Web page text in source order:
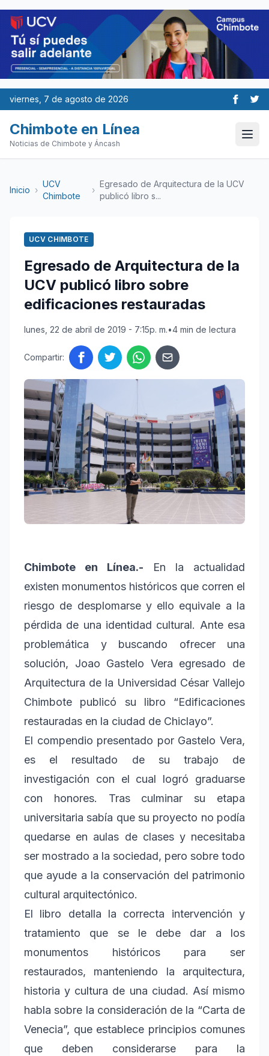
viernes, 7 de agosto de 2026
Chimbote en Línea
Noticias de Chimbote y Áncash
Inicio ›
UCV
Chimbote
›
Egresado de Arquitectura de la UCV
publicó libro s...
UCV CHIMBOTE
Egresado de Arquitectura de la
UCV publicó libro sobre
edificaciones restauradas
lunes, 22 de abril de 2019 - 7:15p. m.•4 min de lectura
Compartir:
Chimbote en Línea.- En la actualidad
existen monumentos históricos que corren el
riesgo de desplomarse y ello equivale a la
pérdida de una identidad cultural. Ante esa
problemática y buscando ofrecer una
solución, Joao Gastelo Vera egresado de
Arquitectura de la Universidad César Vallejo
Chimbote publicó su libro “Edificaciones
restauradas en la ciudad de Chiclayo”.
El compendio presentado por Gastelo Vera,
es el resultado de su trabajo de
investigación con el cual logró graduarse
con honores. Tras culminar su etapa
universitaria sabía que su proyecto no podía
quedarse en aulas de clases y necesitaba
ser mostrado a la sociedad, pero sobre todo
que ayude a la conservación del patrimonio
cultural arquitectónico.
El libro detalla la correcta intervención y
tratamiento que se le debe dar a los
monumentos históricos para ser
restaurados, manteniendo la arquitectura,
historia y cultura de una ciudad. Así mismo
habla sobre la consideración de la “Carta de
Venecia”, que establece principios comunes
que deben considerarse para la